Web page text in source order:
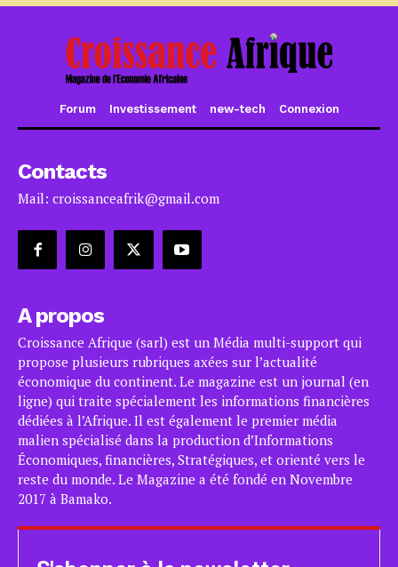
Forum Investissement new-tech Connexion
Contacts
Mail: croissanceafrik@gmail.com
A propos
Croissance Afrique (sarl) est un Média multi-support qui
propose plusieurs rubriques axées sur l’actualité
économique du continent. Le magazine est un journal (en
ligne) qui traite spécialement les informations financières
dédiées à l’Afrique. Il est également le premier média
malien spécialisé dans la production d’Informations
Économiques, financières, Stratégiques, et orienté vers le
reste du monde. Le Magazine a été fondé en Novembre
2017 à Bamako.